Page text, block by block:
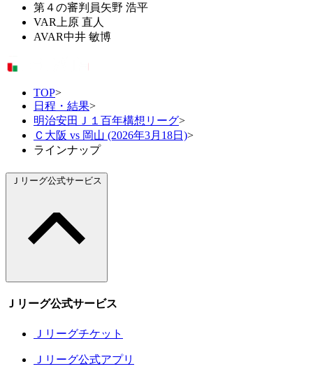
第４の審判員矢野 浩平
VAR 上原 直人
AVAR中井 敏博
TOP>
日程・結果>
明治安田Ｊ１百年構想リーグ>
Ｃ大阪 vs 岡山 (2026年3月18日)>
ラインナップ
Ｊリーグ公式サービス
Ｊリーグ公式サービス
Ｊリーグチケット
Ｊリーグ公式アプリ